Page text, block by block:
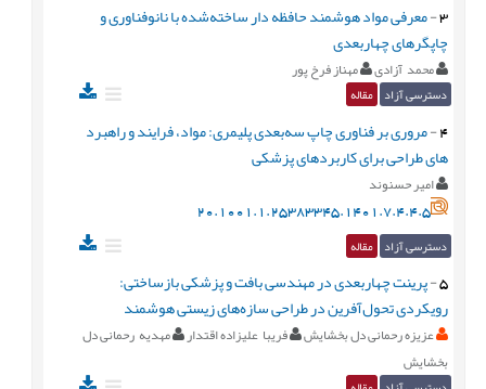
3
-معرفی مواد هوشمند حافظه دار ساخته‌شده با نانوفناوری و
چاپگرهای چهاربعدی
محمد آزادی مهناز فرخ پور
دسترسی آزاد مقاله
4
-مروری بر فناوری چاپ سه‌بعدی پلیمری: مواد، فرایند و راهبرد
های طراحی برای کاربردهای پزشکی
امیر حسنوند
20.1001.1.25383345.1401.7.4.4.5
دسترسی آزاد مقاله
5
-پرینت چهار‌بعدی در مهندسی بافت و پزشکی بازساختی:
رویکردی تحول‌آفرین در طراحی سازه‌های زیستی هوشمند
عزیزه رحمانی دل بخشایش فریبا علیزاده اقتدار
مهدیه رحمانی دل
بخشایش